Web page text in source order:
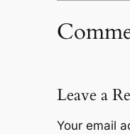
Leave a
Your email